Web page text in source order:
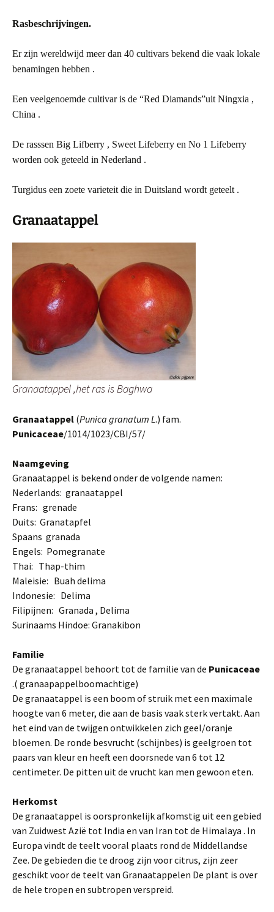
Rasbeschrijvingen.
Er zijn wereldwijd meer dan 40 cultivars bekend die vaak lokale
benamingen hebben .
Een veelgenoemde cultivar is de “Red Diamands”uit Ningxia ,
China .
De rasssen Big Lifberry , Sweet Lifeberry en No 1 Lifeberry
worden ook geteeld in Nederland .
Turgidus een zoete varieteit die in Duitsland wordt geteelt .
Granaatappel
Granaatappel ,het ras is Baghwa
Granaatappel (Punica granatum L.) fam.
Punicaceae/1014/1023/CBI/57/
Naamgeving
Granaatappel is bekend onder de volgende namen:
Nederlands: granaatappel
Frans: grenade
Duits: Granatapfel
Spaans granada
Engels: Pomegranate
Thai: Thap-thim
Maleisie: Buah delima
Indonesie: Delima
Filipijnen: Granada , Delima
Surinaams Hindoe: Granakibon
Familie
De granaatappel behoort tot de familie van de Punicaceae
.( granaapappelboomachtige)
De granaatappel is een boom of struik met een maximale
hoogte van 6 meter, die aan de basis vaak sterk vertakt. Aan
het eind van de twijgen ontwikkelen zich geel/oranje
bloemen. De ronde besvrucht (schijnbes) is geelgroen tot
paars van kleur en heeft een doorsnede van 6 tot 12
centimeter. De pitten uit de vrucht kan men gewoon eten.
Herkomst
De granaatappel is oorspronkelijk afkomstig uit een gebied
van Zuidwest Azië tot India en van Iran tot de Himalaya . In
Europa vindt de teelt vooral plaats rond de Middellandse
Zee. De gebieden die te droog zijn voor citrus, zijn zeer
geschikt voor de teelt van Granaatappelen De plant is over
de hele tropen en subtropen verspreid.